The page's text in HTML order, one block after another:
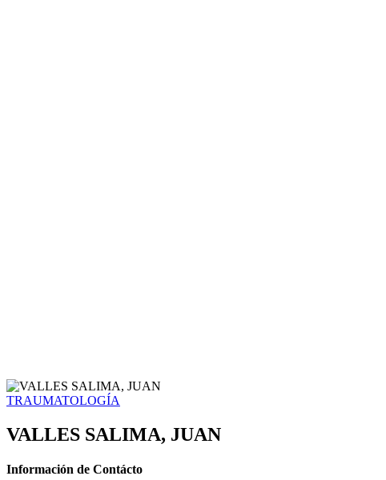
TRAUMATOLOGÍA
VALLES SALIMA, JUAN
Información de Contácto